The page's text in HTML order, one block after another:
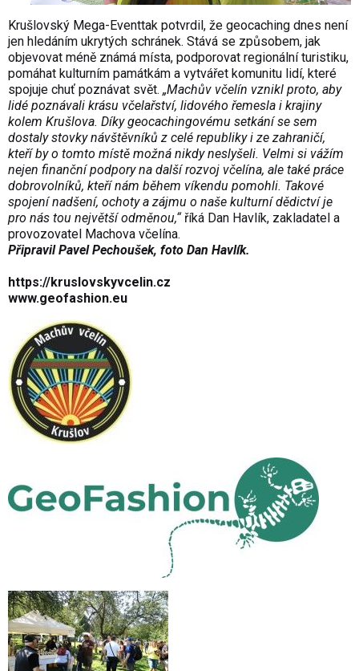
Krušlovský Mega-Eventtak potvrdil, že geocaching dnes není
jen hledáním ukrytých schránek. Stává se způsobem, jak
objevovat méně známá místa, podporovat regionální turistiku,
pomáhat kulturním památkám a vytvářet komunitu lidí, které
spojuje chuť poznávat svět. „Machův včelín vznikl proto, aby
lidé poznávali krásu včelařství, lidového řemesla i krajiny
kolem Krušlova. Díky geocachingovému setkání se sem
dostaly stovky návštěvníků z celé republiky i ze zahraničí,
kteří by o tomto místě možná nikdy neslyšeli. Velmi si vážím
nejen finanční podpory na další rozvoj včelína, ale také práce
dobrovolníků, kteří nám během víkendu pomohli. Takové
spojení nadšení, ochoty a zájmu o naše kulturní dědictví je
pro nás tou největší odměnou,“ říká Dan Havlík, zakladatel a
provozovatel Machova včelína.
Připravil Pavel Pechoušek, foto Dan Havlík.
https://kruslovskyvcelin.cz
www.geofashion.eu